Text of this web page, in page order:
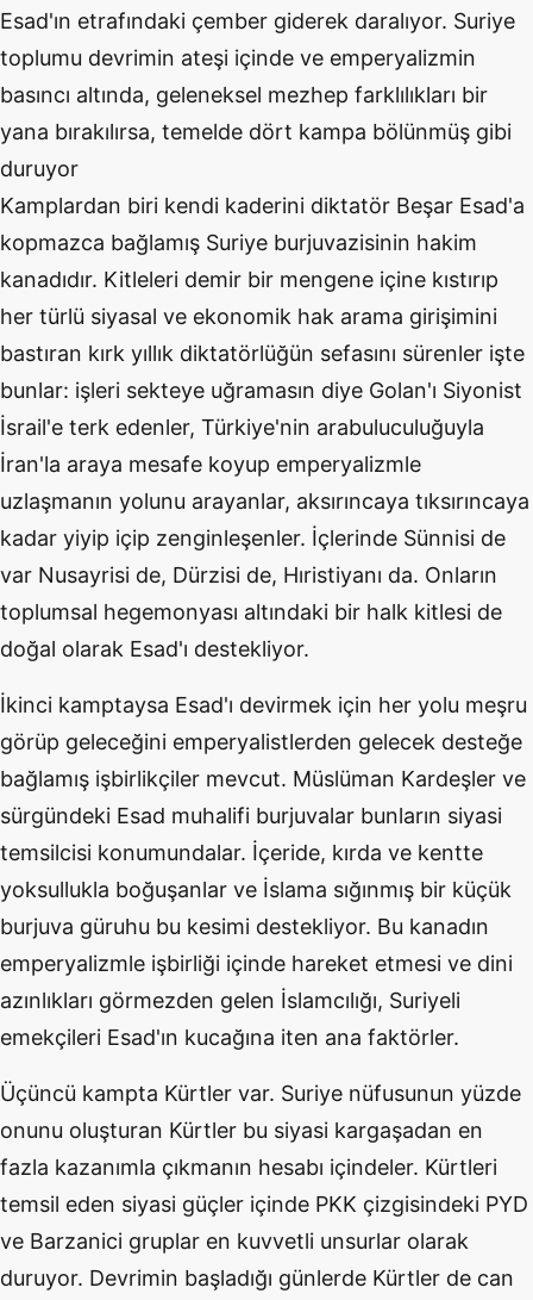
Esad'ın etrafındaki çember giderek daralıyor. Suriye
toplumu devrimin ateşi içinde ve emperyalizmin
basıncı altında, geleneksel mezhep farklılıkları bir
yana bırakılırsa, temelde dört kampa bölünmüş gibi
duruyor
Kamplardan biri kendi kaderini diktatör Beşar Esad'a
kopmazca bağlamış Suriye burjuvazisinin hakim
kanadıdır. Kitleleri demir bir mengene içine kıstırıp
her türlü siyasal ve ekonomik hak arama girişimini
bastıran kırk yıllık diktatörlüğün sefasını sürenler işte
bunlar: işleri sekteye uğramasın diye Golan'ı Siyonist
İsrail'e terk edenler, Türkiye'nin arabuluculuğuyla
İran'la araya mesafe koyup emperyalizmle
uzlaşmanın yolunu arayanlar, aksırıncaya tıksırıncaya
kadar yiyip içip zenginleşenler. İçlerinde Sünnisi de
var Nusayrisi de, Dürzisi de, Hıristiyanı da. Onların
toplumsal hegemonyası altındaki bir halk kitlesi de
doğal olarak Esad'ı destekliyor.
İkinci kamptaysa Esad'ı devirmek için her yolu meşru
görüp geleceğini emperyalistlerden gelecek desteğe
bağlamış işbirlikçiler mevcut. Müslüman Kardeşler ve
sürgündeki Esad muhalifi burjuvalar bunların siyasi
temsilcisi konumundalar. İçeride, kırda ve kentte
yoksullukla boğuşanlar ve İslama sığınmış bir küçük
burjuva güruhu bu kesimi destekliyor. Bu kanadın
emperyalizmle işbirliği içinde hareket etmesi ve dini
azınlıkları görmezden gelen İslamcılığı, Suriyeli
emekçileri Esad'ın kucağına iten ana faktörler.
Üçüncü kampta Kürtler var. Suriye nüfusunun yüzde
onunu oluşturan Kürtler bu siyasi kargaşadan en
fazla kazanımla çıkmanın hesabı içindeler. Kürtleri
temsil eden siyasi güçler içinde PKK çizgisindeki PYD
ve Barzanici gruplar en kuvvetli unsurlar olarak
duruyor. Devrimin başladığı günlerde Kürtler de can